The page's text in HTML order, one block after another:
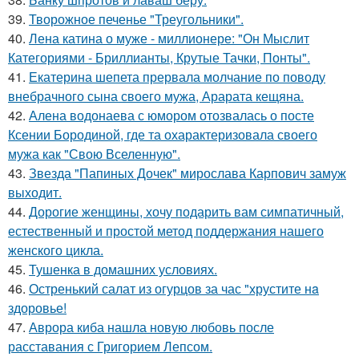
39. Творожное печенье "Треугольники".
40. Лена катина о муже - миллионере: "Он Мыслит
Категориями - Бриллианты, Крутые Тачки, Понты".
41. Екатерина шепета прервала молчание по поводу
внебрачного сына своего мужа, Арарата кещяна.
42. Алена водонаева с юмором отозвалась о посте
Ксении Бородиной, где та охарактеризовала своего
мужа как "Свою Вселенную".
43. Звезда "Папиных Дочек" мирослава Карпович замуж
выходит.
44. Дорогие женщины, хочу подарить вам симпатичный,
естественный и простой метод поддержания нашего
женского цикла.
45. Тушенка в домашних условиях.
46. Остренький салат из огурцов за час "хрустите нa
здоровье!
47. Аврора киба нашла новую любовь после
расставания с Григорием Лепсом.